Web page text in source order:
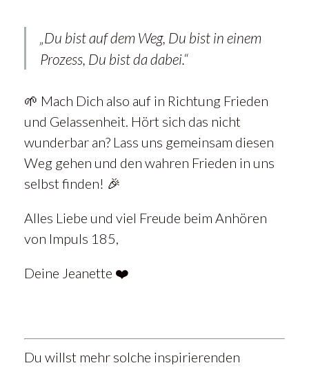
„Du bist auf dem Weg, Du bist in einem
Prozess, Du bist da dabei.“
🌱 Mach Dich also auf in Richtung Frieden
und Gelassenheit. Hört sich das nicht
wunderbar an? Lass uns gemeinsam diesen
Weg gehen und den wahren Frieden in uns
selbst finden! 🎉
Alles Liebe und viel Freude beim Anhören
von Impuls 185,
Deine Jeanette ❤️
Du willst mehr solche inspirierenden